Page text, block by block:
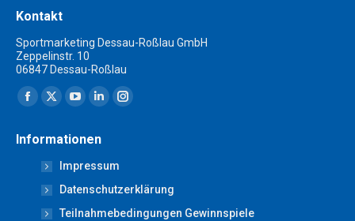
Kontakt
Sportmarketing Dessau-Roßlau GmbH
Zeppelinstr. 10
06847 Dessau-Roßlau
Finden Sie uns auf:
Facebook
opens
new
window
X
opens
in
new
window
YouTube
opens
in
new
window
Linkedin
opens
in
new
window
Instagram
new
window
Informationen
Impressum
Datenschutzerklärung
Teilnahmebedingungen Gewinnspiele